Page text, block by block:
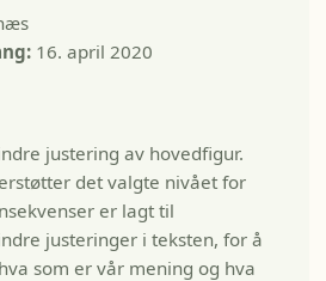
16. april 2020
justering av hovedfigur.
det valgte nivået for
er lagt til
justeringer i teksten, for å
som er vår mening og hva